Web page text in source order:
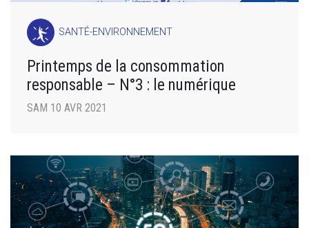
SANTÉ-ENVIRONNEMENT
Printemps de la consommation
responsable – N°3 : le numérique
SAM 10 AVR 2021